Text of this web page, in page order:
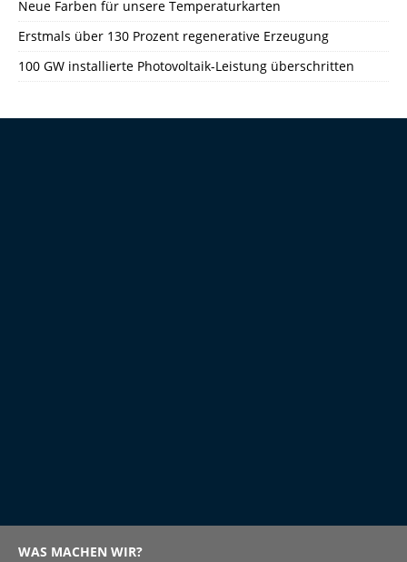
Neue Farben für unsere Temperaturkarten
Erstmals über 130 Prozent regenerative Erzeugung
100 GW installierte Photovoltaik-Leistung überschritten
WAS MACHEN WIR?